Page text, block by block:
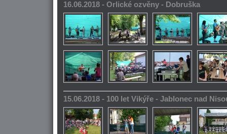
16.06.2018 - Orlické ozvěny - Dobruška
15.06.2018 - 100 let Vikýře - Jablonec nad